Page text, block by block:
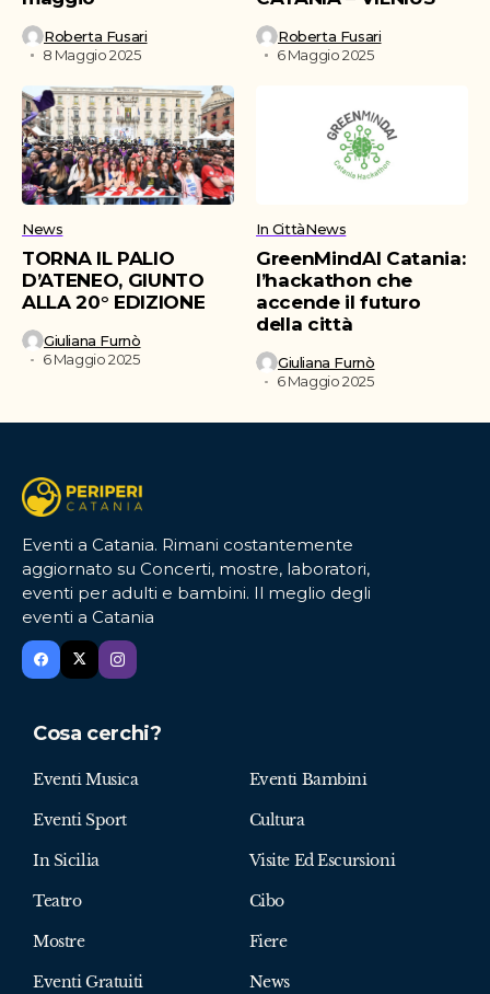
Roberta Fusari
8 Maggio 2025
Roberta Fusari
6 Maggio 2025
News
TORNA IL PALIO
D’ATENEO, GIUNTO
ALLA 20° EDIZIONE
Giuliana Furnò
6 Maggio 2025
In CittàNews
GreenMindAI Catania:
l’hackathon che
accende il futuro
della città
Giuliana Furnò
6 Maggio 2025
Eventi a Catania. Rimani costantemente
aggiornato su Concerti, mostre, laboratori,
eventi per adulti e bambini. Il meglio degli
eventi a Catania
Cosa cerchi?
Eventi Musica Eventi Bambini
Eventi Sport Cultura
In Sicilia Visite Ed Escursioni
Teatro Cibo
Mostre Fiere
Eventi Gratuiti News